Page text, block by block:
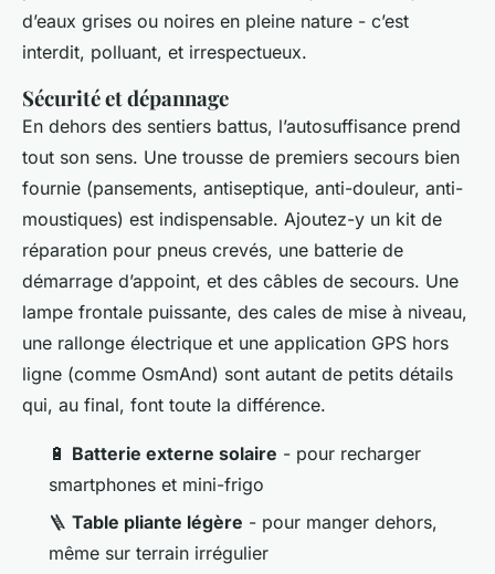
d’eaux grises ou noires en pleine nature - c’est
interdit, polluant, et irrespectueux.
Sécurité et dépannage
En dehors des sentiers battus, l’autosuffisance prend
tout son sens. Une trousse de premiers secours bien
fournie (pansements, antiseptique, anti-douleur, anti-
moustiques) est indispensable. Ajoutez-y un kit de
réparation pour pneus crevés, une batterie de
démarrage d’appoint, et des câbles de secours. Une
lampe frontale puissante, des cales de mise à niveau,
une rallonge électrique et une application GPS hors
ligne (comme OsmAnd) sont autant de petits détails
qui, au final, font toute la différence.
🔋 Batterie externe solaire - pour recharger
smartphones et mini-frigo
🪜 Table pliante légère - pour manger dehors,
même sur terrain irrégulier